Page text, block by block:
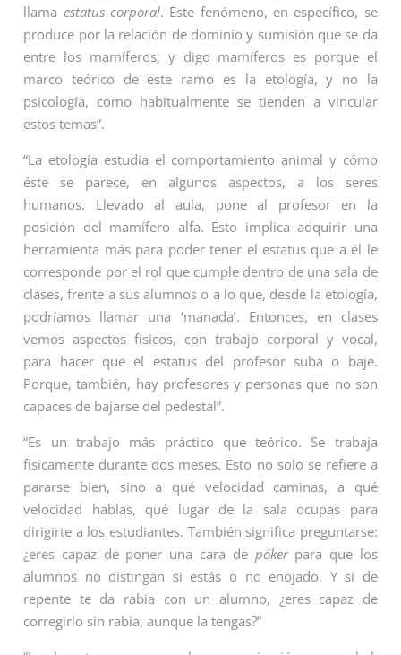
llama estatus corporal. Este fenómeno, en específico, se
produce por la relación de dominio y sumisión que se da
entre los mamíferos; y digo mamíferos es porque el
marco teórico de este ramo es la etología, y no la
psicología, como habitualmente se tienden a vincular
estos temas”.
“La etología estudia el comportamiento animal y cómo
éste se parece, en algunos aspectos, a los seres
humanos. Llevado al aula, pone al profesor en la
posición del mamífero alfa. Esto implica adquirir una
herramienta más para poder tener el estatus que a él le
corresponde por el rol que cumple dentro de una sala de
clases, frente a sus alumnos o a lo que, desde la etología,
podríamos llamar una ‘manada’. Entonces, en clases
vemos aspectos físicos, con trabajo corporal y vocal,
para hacer que el estatus del profesor suba o baje.
Porque, también, hay profesores y personas que no son
capaces de bajarse del pedestal”.
“Es un trabajo más práctico que teórico. Se trabaja
físicamente durante dos meses. Esto no solo se refiere a
pararse bien, sino a qué velocidad caminas, a qué
velocidad hablas, qué lugar de la sala ocupas para
dirigirte a los estudiantes. También significa preguntarse:
¿eres capaz de poner una cara de pókerpara que los
alumnos no distingan si estás o no enojado. Y si de
repente te da rabia con un alumno, ¿eres capaz de
corregirlo sin rabia, aunque la tengas?”